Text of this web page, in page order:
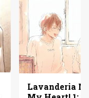
Lavanderia